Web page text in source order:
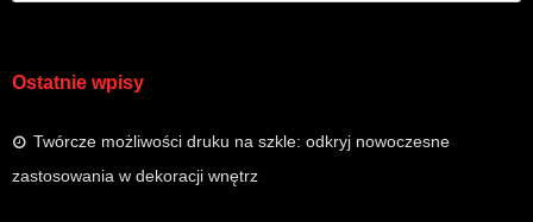
Ostatnie wpisy
Twórcze możliwości druku na szkle: odkryj nowoczesne
zastosowania w dekoracji wnętrz